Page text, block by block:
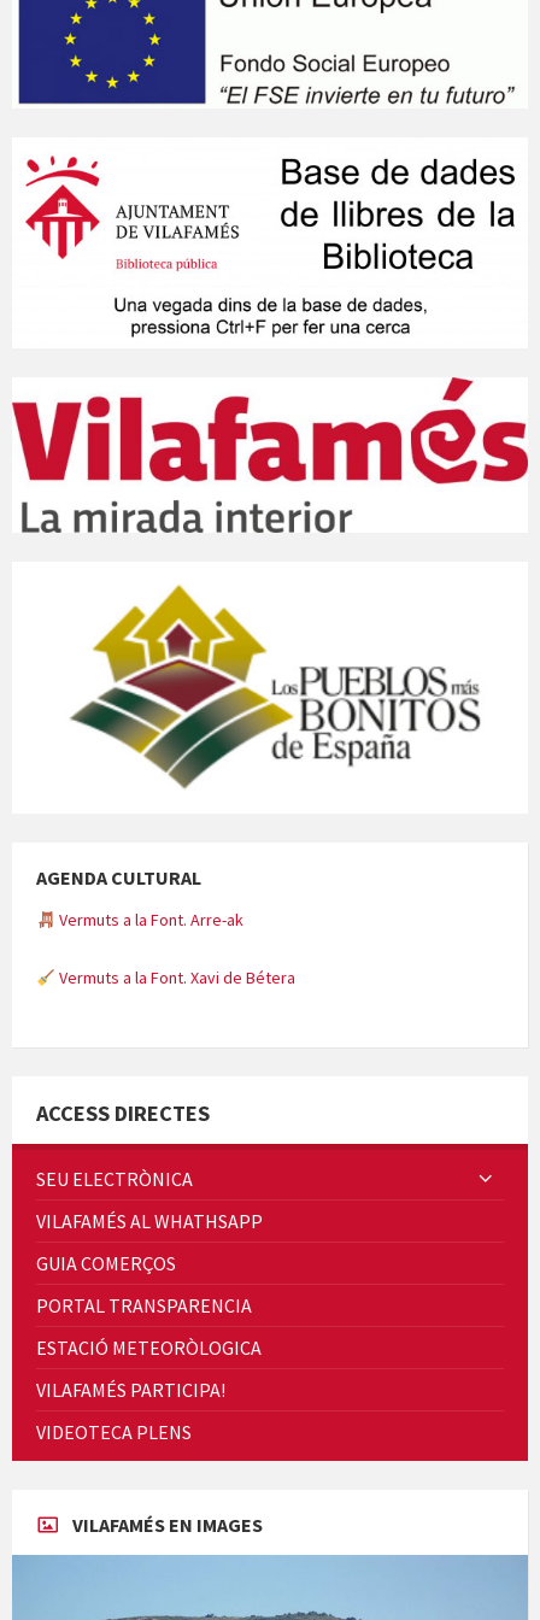
AGENDA CULTURAL
Vermuts a la Font. Arre-ak
Vermuts a la Font. Xavi de Bétera
Quintà Culroja
Cicle de Cine i Dones rurals
Concerts al Museu
ACCESS DIRECTES
SEU ELECTRÒNICA
VILAFAMÉS AL WHATHSAPP
GUIA COMERÇOS
PORTAL TRANSPARENCIA
ESTACIÓ METEORÒLOGICA
VILAFAMÉS PARTICIPA!
VIDEOTECA PLENS
VILAFAMÉS EN IMAGES